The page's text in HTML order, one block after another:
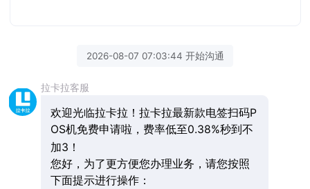
2026-08-07 07:03:44 开始沟通
拉卡拉客服
欢迎光临拉卡拉！拉卡拉最新款电签扫码P
OS机免费申请啦，费率低至0.38%秒到不
加3！
您好，为了更方便您办理业务，请您按照
下面提示进行操作：